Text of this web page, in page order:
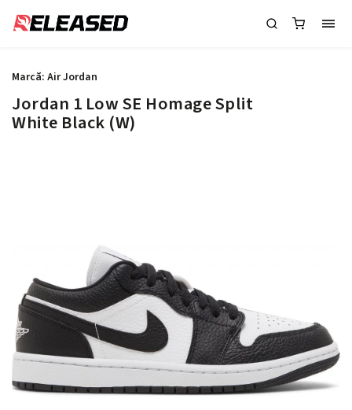
Jordan 1 Low SE Homage Split
White Black (W)
Marcă: Air Jordan